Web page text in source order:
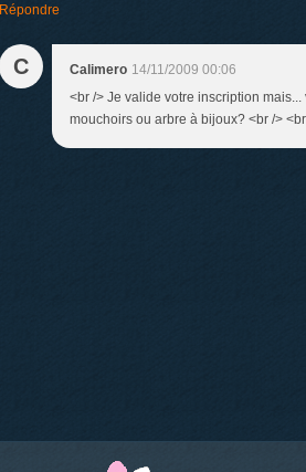
Répondre
C Calimero 14/11/2009 00:06
<br /> Je valide votre inscription
mouchoirs ou arbre à bijoux? <br />